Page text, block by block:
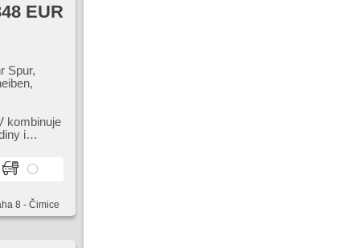
EUR
Spur,
Sitze,
kombinuje
i
8 - Čimice